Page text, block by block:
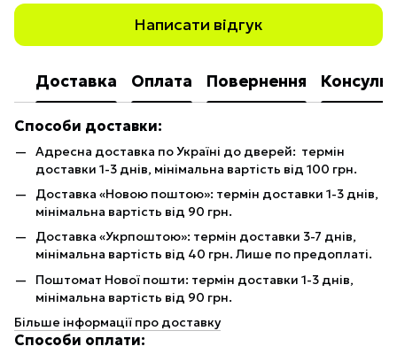
Написати відгук
Доставка Оплата Повернення
Способи доставки:
Адресна доставка по Україні до дверей: термін
доставки 1-3 днів, мінімальна вартість від 100 грн.
Доставка «Новою поштою»: термін доставки 1-3 днів,
мінімальна вартість від 90 грн.
Доставка «Укрпоштою»: термін доставки 3-7 днів,
мінімальна вартість від 40 грн. Лише по предоплаті.
Поштомат Нової пошти: термін доставки 1-3 днів,
мінімальна вартість від 90 грн.
Більше інформації про доставку
Способи оплати: